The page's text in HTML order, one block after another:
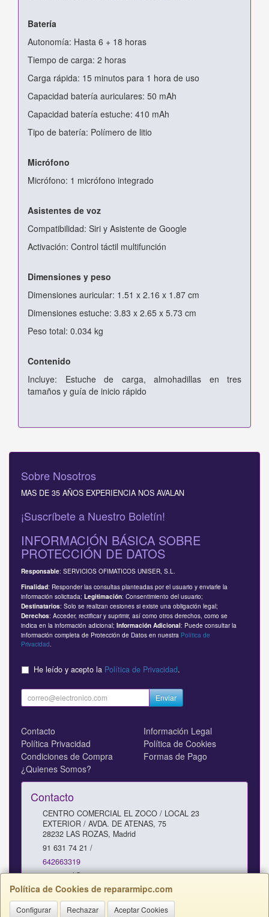
Batería
Autonomía: Hasta 6 + 18 horas
Tiempo de carga: 2 horas
Carga rápida: 15 minutos para 1 hora de uso
Capacidad batería auriculares: 50 mAh
Capacidad batería estuche: 410 mAh
Tipo de batería: Polímero de litio
Micrófono
Micrófono: 1 micrófono integrado
Asistentes de voz
Compatibilidad: Siri y Asistente de Google
Activación: Control táctil multifunción
Dimensiones y peso
Dimensiones auricular: 1.51 x 2.16 x 1.87 cm
Dimensiones estuche: 3.83 x 2.65 x 5.73 cm
Peso total: 0.034 kg
Contenido
Incluye: Estuche de carga, almohadillas en tres
tamaños y guía de inicio rápido
Política de Cookies de repararmipc.com
Configurar Rechazar Aceptar Cookies
Sobre Nosotros
MAS DE 35 AÑOS EXPERIENCIA NOS AVALAN
¡Suscríbete a Nuestro Boletín!
INFORMACIÓN BÁSICA SOBRE
PROTECCIÓN DE DATOS
Responsable: SERVICIOS OFIMATICOS UNISER, S.L.
Finalidad: Responder las consultas planteadas por el usuario y enviarle la
información solicitada; Legitimación: Consentimiento del usuario;
Destinatarios: Solo se realizan cesiones si existe una obligación legal;
Derechos: Acceder, rectificar y suprimir, así como otros derechos, como se
indica en la información adicional; Información Adicional: Puede consultar la
información completa de Protección de Datos en nuestra Política de
Privacidad
He leído y acepto la Política de Privacidad.
Enviar
Contacto
Información Legal
Política Privacidad
Política de Cookies
Condiciones de Compra
Formas de Pago
¿Quienes Somos?
Contacto
CENTRO COMERCIAL EL ZOCO / LOCAL 23
EXTERIOR / AVDA. DE ATENAS, 75
28232 LAS ROZAS, Madrid
91 631 74 21 /
642663319
comercial@repararmipc.com